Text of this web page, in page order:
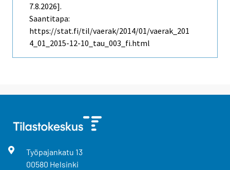
7.8.2026].
Saantitapa:
https://stat.fi/til/vaerak/2014/01/vaerak_201
4_01_2015-12-10_tau_003_fi.html
Työpajankatu 13
00580 Helsinki